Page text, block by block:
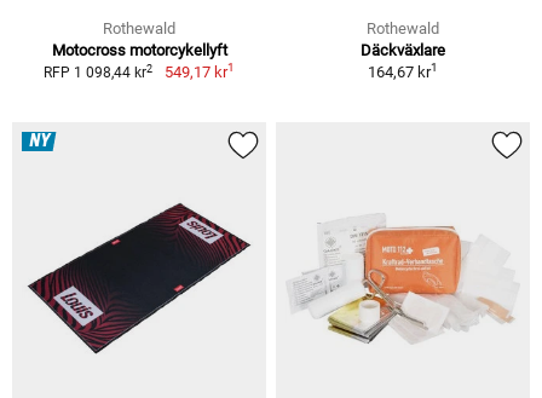
Rothewald
Motocross motorcykellyft
RFP 1 098,44 kr2 549,17 kr1
Rothewald
Däckväxlare
164,67 kr1
NY